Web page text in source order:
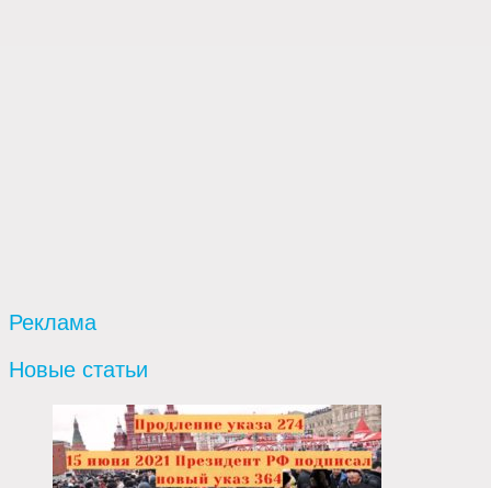
Реклама
Новые статьи